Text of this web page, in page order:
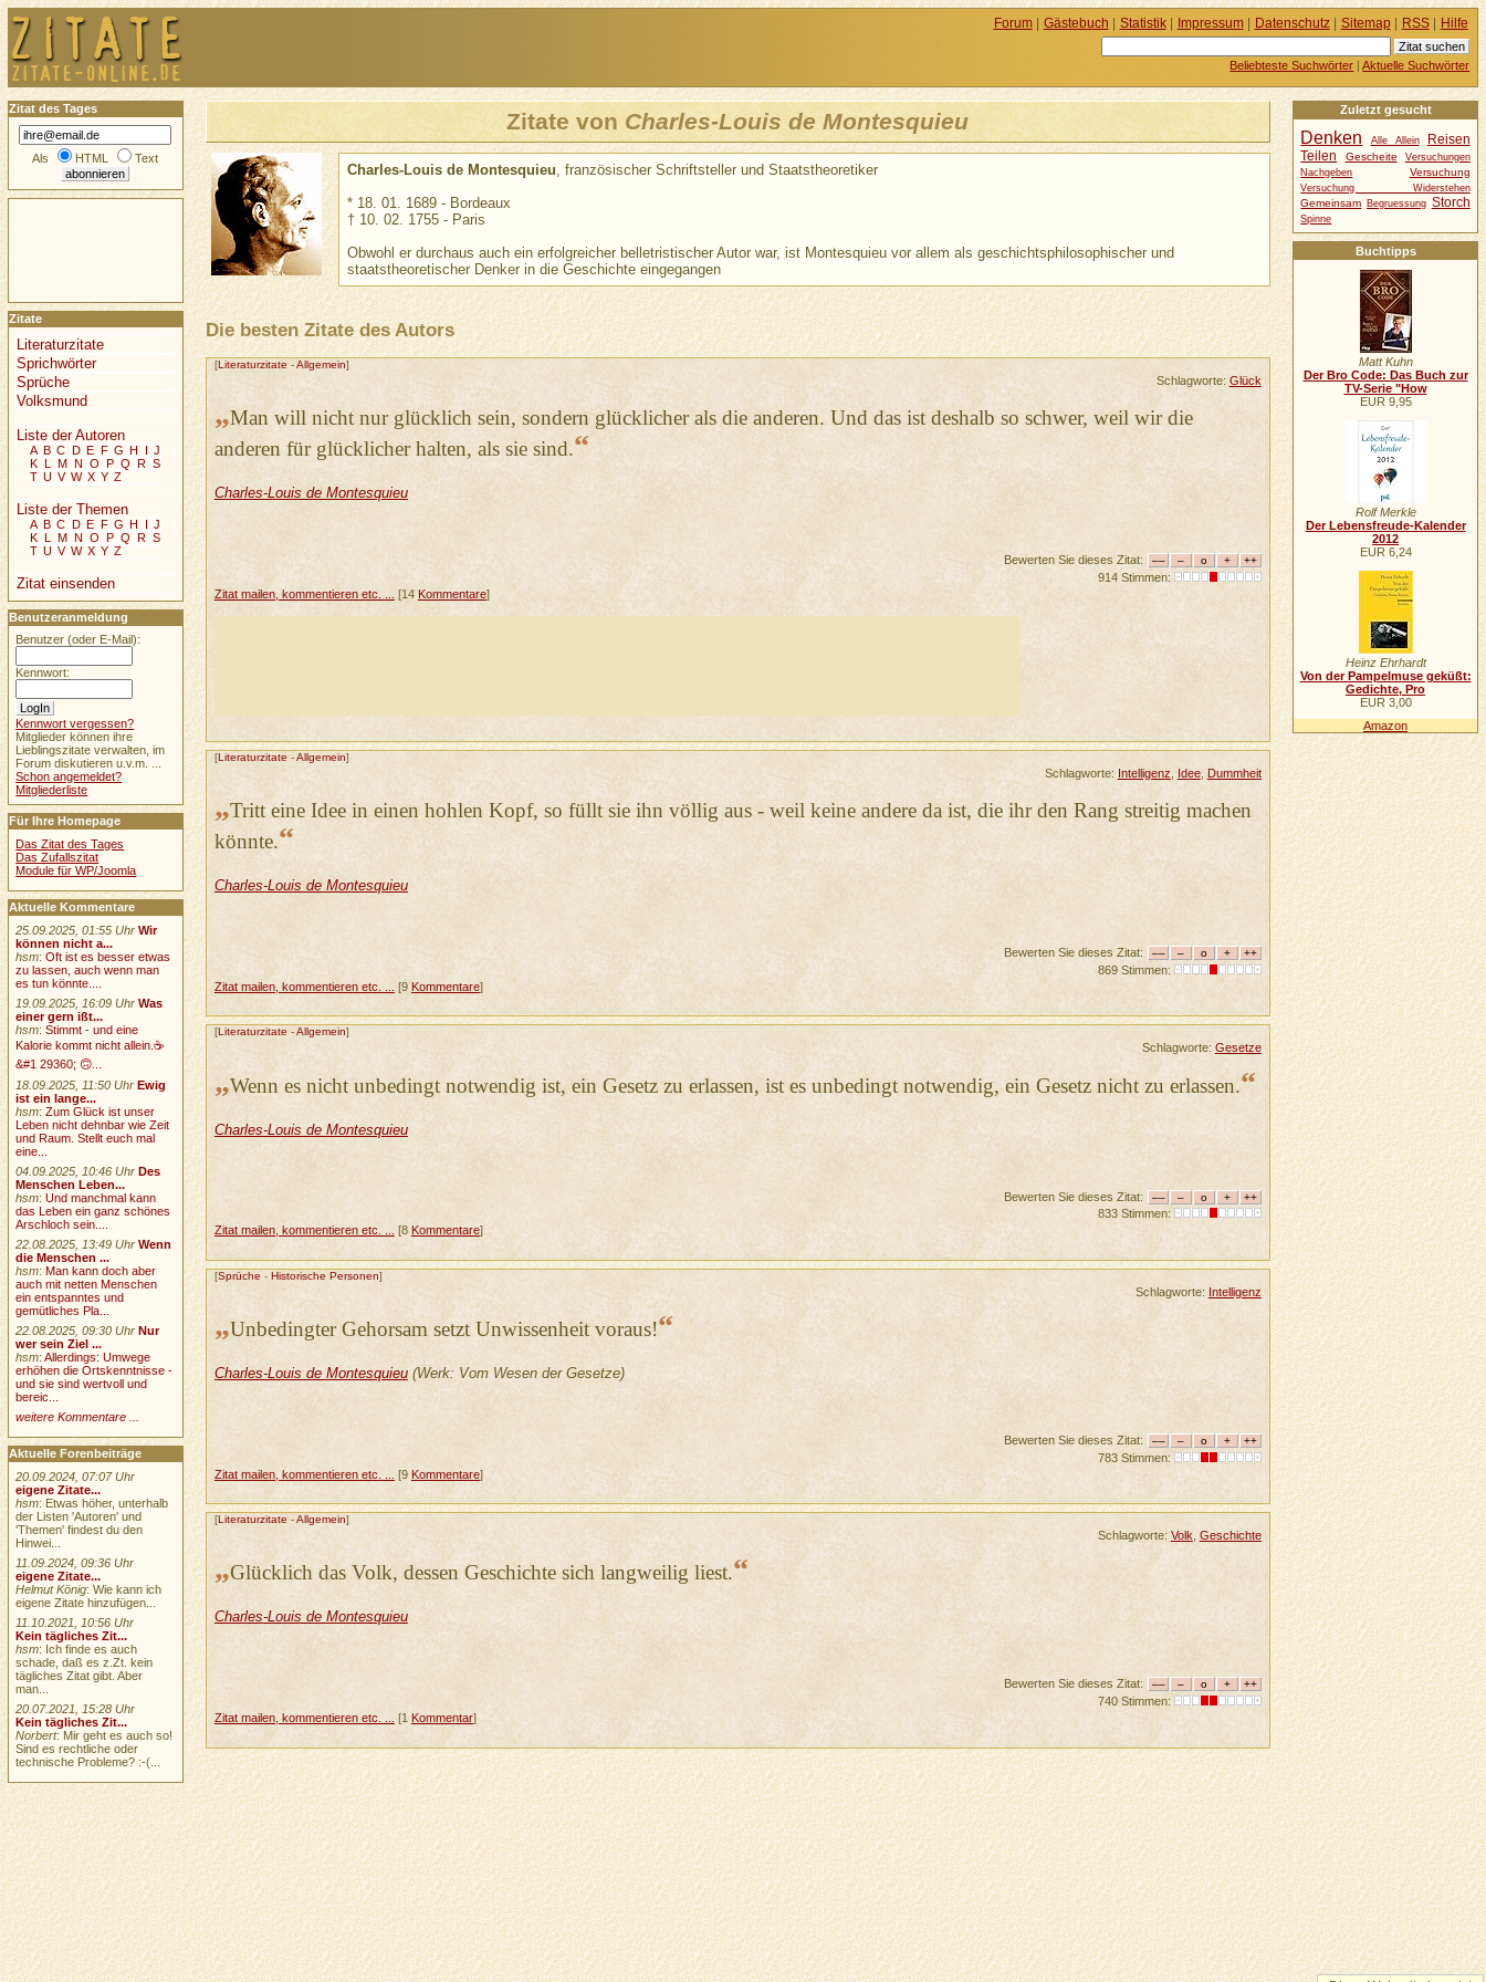
Zitate von Charles-Louis de Montesquieu
Charles-Louis de Montesquieu , französischer Schriftsteller und Staatstheoretiker
* 18. 01. 1689 - Bordeaux
† 10. 02. 1755 - Paris
Obwohl er durchaus auch ein erfolgreicher belletristischer Autor war, ist Montesquieu vor allem als geschichtsphilosophischer und
staatstheoretischer Denker in die Geschichte eingegangen
Die besten Zitate des Autors
[Literaturzitate -Allgemein]
Schlagworte: Glück
„Man will nicht nur glücklich sein, sondern glücklicher als die anderen. Und das ist deshalb so schwer, weil wir die
anderen für glücklicher halten, als sie sind.“
Charles-Louis de Montesquieu
Bewerten Sie dieses Zitat:
914 Stimmen:
Zitat mailen, kommentieren etc. ...
[14 Kommentare]
[Literaturzitate -Allgemein]
Schlagworte: Intelligenz Idee, Dummheit
„Tritt eine Idee in einen hohlen Kopf, so füllt sie ihn völlig aus - weil keine andere da ist, die ihr den Rang streitig machen
könnte.“
Charles-Louis de Montesquieu
Bewerten Sie dieses Zitat:
869 Stimmen:
Zitat mailen, kommentieren etc. ...
[9 Kommentare]
[Literaturzitate -Allgemein]
Schlagworte: Gesetze
„Wenn es nicht unbedingt notwendig ist, ein Gesetz zu erlassen, ist es unbedingt notwendig, ein Gesetz nicht zu erlassen.“
Charles-Louis de Montesquieu
Bewerten Sie dieses Zitat:
833 Stimmen:
Zitat mailen, kommentieren etc. ...
[8 Kommentare]
[Sprüche - Historische Personen]
Schlagworte: Intelligenz
„Unbedingter Gehorsam setzt Unwissenheit voraus!“
Charles-Louis de Montesquieu(Werk: Vom Wesen der Gesetze)
Bewerten Sie dieses Zitat:
783 Stimmen:
Zitat mailen, kommentieren etc. ...
[9 Kommentare]
[Literaturzitate -Allgemein]
Schlagworte:Volk Geschichte
„Glücklich das Volk, dessen Geschichte sich langweilig liest.“
Charles-Louis de Montesquieu
Bewerten Sie dieses Zitat:
740 Stimmen:
Zitat mailen, kommentieren etc. ...
[1 Kommentar]
Zuletzt gesucht
Denken Alle Allein
Reisen
Teilen
Gescheite
Versuchungen
Nachgeben
Versuchung
Versuchung Widerstehen
Gemeinsam Begruessung Storch
Spinne
Buchtipps
Matt Kuhn
Der Bro Code: Das Buch zur
TV-Serie "How
EUR 9,95
Rolf Merkle
Der Lebensfreude-Kalender
2012
EUR 6,24
Heinz Ehrhardt
Von der Pampelmuse geküßt:
Gedichte, Pro
EUR 3,00
Amazon
Zitat des Tages
Als HTML Text
Zitate
Literaturzitate
Sprichwörter
Sprüche
Volksmund
Liste der Autoren
A B C D E F G H I J
K L M N O P Q R S
T U V W X Y Z
Liste der Themen
A B C D E F G H I J
K L M N O P Q R S
T U V W X Y Z
Zitat einsenden
Benutzeranmeldung
Benutzer (oder E-Mail):
Kennwort:
Kennwort vergessen?
Mitglieder können ihre
Lieblingszitate verwalten, im
Forum diskutieren u.v.m. ...
Schon angemeldet?
Mitgliederliste
Für Ihre Homepage
Das Zitat des Tages
Das Zufallszitat
Module für WP/Joomla
Aktuelle Kommentare
25.09.2025, 01:55 Uhr Wir
können nicht a...
hsm:Oft ist es besser etwas
zu lassen, auch wenn man
es tun könnte....
19.09.2025, 16:09 Uhr Was
einer gern ißt...
hsm:Stimmt - und eine
Kalorie kommt nicht allein.☕
&#1 29360; 🙃...
18.09.2025, 11:50 Uhr Ewig
ist ein lange...
hsm:Zum Glück ist unser
Leben nicht dehnbar wie Zeit
und Raum. Stellt euch mal
eine...
04.09.2025, 10:46 Uhr Des
Menschen Leben...
hsm:Und manchmal kann
das Leben ein ganz schönes
Arschloch sein....
22.08.2025, 13:49 Uhr Wenn
die Menschen ...
hsm:Man kann doch aber
auch mit netten Menschen
ein entspanntes und
gemütliches Pla...
22.08.2025, 09:30 Uhr Nur
wer sein Ziel ...
hsm:Allerdings: Umwege
erhöhen die Ortskenntnisse -
und sie sind wertvoll und
bereic...
weitere Kommentare ...
Aktuelle Forenbeiträge
20.09.2024, 07:07 Uhr
eigene Zitate...
hsm: Etwas höher, unterhalb
der Listen 'Autoren' und
'Themen' findest du den
Hinwei...
11.09.2024, 09:36 Uhr
eigene Zitate...
Helmut König: Wie kann ich
eigene Zitate hinzufügen...
11.10.2021, 10:56 Uhr
Kein tägliches Zit...
hsm: Ich finde es auch
schade, daß es z.Zt. kein
tägliches Zitat gibt. Aber
man...
20.07.2021, 15:28 Uhr
Kein tägliches Zit...
Norbert: Mir geht es auch so!
Sind es rechtliche oder
technische Probleme? :-(...
Forum| Gästebuch | Statistik| Impressum| Datenschutz| Sitemap| RSS| Hilfe
Beliebteste Suchwörter |Aktuelle Suchwörter